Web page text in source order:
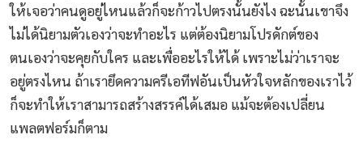
ให้เจอว่าคนดูอยู่ไหนแล้วก็จะก้าวไปตรงนั้นยังไง ฉะนั้นเขาจึง
ไม่ได้นิยามตัวเองว่าจะทำอะไร แต่ต้องนิยามโปรดักต์ของ
ตนเองว่าจะคุยกับใคร และเพื่ออะไรให้ได้ เพราะไม่ว่าเราจะ
อยู่ตรงไหน ถ้าเรายึดความครีเอทีฟอันเป็นหัวใจหลักของเราไว้
ก็จะทำให้เราสามารถสร้างสรรค์ได้เสมอ แม้จะต้องเปลี่ยน
แพลตฟอร์มก็ตาม